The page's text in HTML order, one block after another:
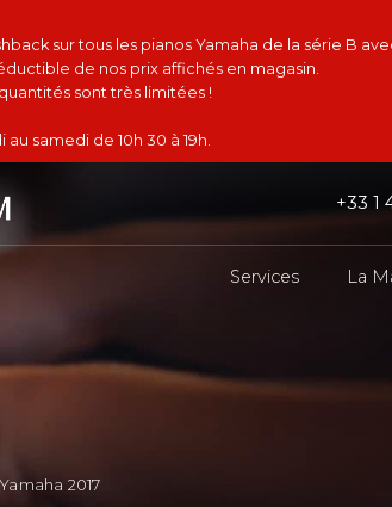
sur tous les pianos Yamaha de la série B
de nos prix affichés en magasin.
sont très limitées !
samedi de 10h 30 à 19h.
+33 1
Services La
2017